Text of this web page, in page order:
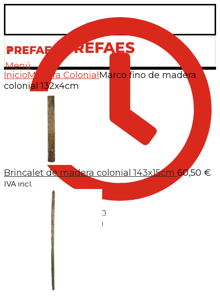
L-V: de 7:15h a 13:30h
y de 15:00h a 18:00h
Menú
InicioMadera Colonial Marco fino de madera
colonial 132x4cm
Brincalet de madera colonial 143x15cm 60,50 €
IVA incl.